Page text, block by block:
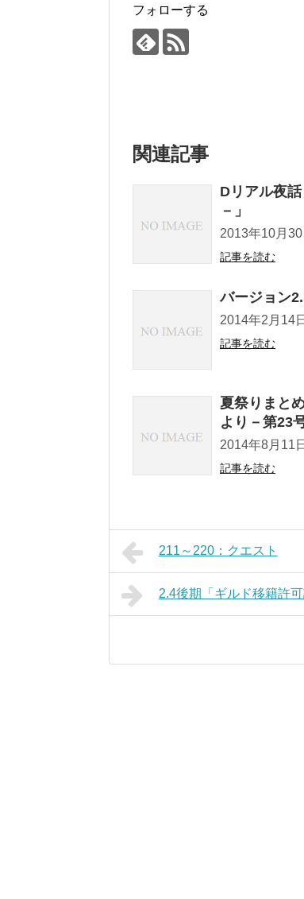
フォローする
関連記事
Dリアル夜
－」
2013年10月
記事を読む
バージョン
2014年2月14
記事を読む
夏祭りまと
より－第23
2014年8月11
記事を読む
211～220：クエスト
2.4後期「ギルド移籍許